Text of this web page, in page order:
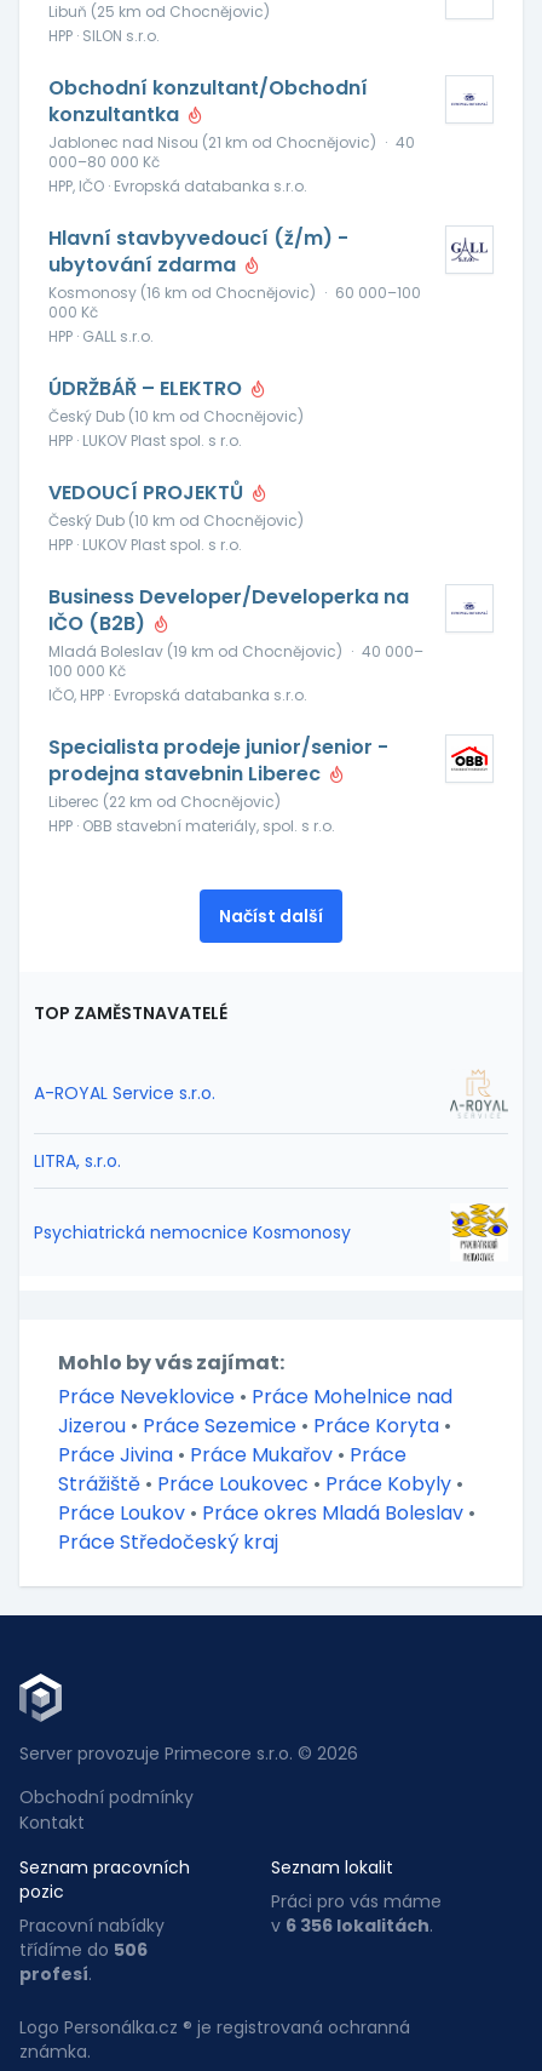
Libuň (25 km od Chocnějovic)
HPP · SILON s.r.o.
Obchodní konzultant/Obchodní
konzultantka
Jablonec nad Nisou (21 km od Chocnějovic) · 40
000–80 000 Kč
HPP, IČO · Evropská databanka s.r.o.
Hlavní stavbyvedoucí (ž/m) -
ubytování zdarma
Kosmonosy (16 km od Chocnějovic) · 60 000–100
000 Kč
HPP · GALL s.r.o.
ÚDRŽBÁŘ – ELEKTRO
Český Dub (10 km od Chocnějovic)
HPP · LUKOV Plast spol. s r.o.
VEDOUCÍ PROJEKTŮ
Český Dub (10 km od Chocnějovic)
HPP · LUKOV Plast spol. s r.o.
Business Developer/Developerka na
IČO (B2B)
Mladá Boleslav (19 km od Chocnějovic) · 40 000–
100 000 Kč
IČO, HPP · Evropská databanka s.r.o.
Specialista prodeje junior/senior -
prodejna stavebnin Liberec
Liberec (22 km od Chocnějovic)
HPP · OBB stavební materiály, spol. s r.o.
Načíst další
TOP ZAMĚSTNAVATELÉ
A-ROYAL Service s.r.o.
LITRA, s.r.o.
Psychiatrická nemocnice Kosmonosy
Mohlo by vás zajímat:
Práce Neveklovice • Práce Mohelnice nad
Jizerou • Práce Sezemice • Práce Koryta •
Práce Jivina • Práce Mukařov • Práce
Strážiště • Práce Loukovec • Práce Kobyly •
Práce Loukov • Práce okres Mladá Boleslav •
Práce Středočeský kraj
Server provozuje Primecore s.r.o. © 2026
Obchodní podmínky
Kontakt
Seznam pracovních
pozic
Pracovní nabídky
třídíme do 506
profesí.
Seznam lokalit
Práci pro vás máme
v 6 356 lokalitách.
Logo Personálka.cz ® je registrovaná ochranná
známka.